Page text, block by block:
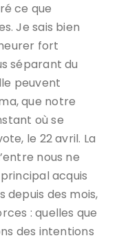
ce que
Je sais bien
fort
séparant du
peuvent
que notre
où se
le 22 avril. La
nous ne
acquis
depuis des mois,
: quelles que
des intentions